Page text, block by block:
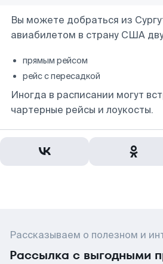
Вы можете добраться из
авиабилетом в страну США
прямым рейсом
рейс с пересадкой
Иногда в расписании могут
чартерные рейсы и лоукосты.
Рассказываем о полезном и
Рассылка с выгодными